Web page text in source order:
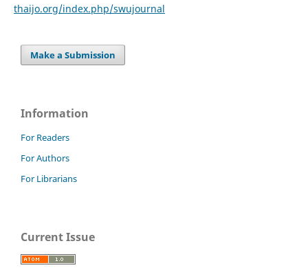
thaijo.org/index.php/swujournal
Make a Submission
Information
For Readers
For Authors
For Librarians
Current Issue